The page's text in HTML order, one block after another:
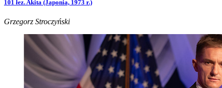
101 łez. Akita (Japonia, 1973 r.)
Grzegorz Stroczyński